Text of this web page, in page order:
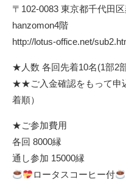
〒102-0083 東京都千代田
hanzomon4階
http://lotus-office.net/
★人数 各回先着10名(1部2
★★ご入金確認をもって申
着順）
★ご参加費用
各回 8000縁
通し参加 15000縁
ロータスコーヒー付